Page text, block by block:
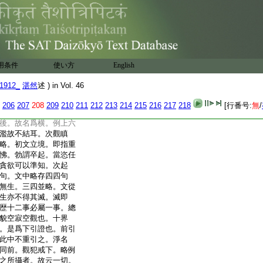
条件 使い方 English
1912_ 湛然述 ) in Vol. 46
206 207 208 209 210 211 212 213 214 215 216 217 218 [行番号:無/
入中盡同水色。大
山純黄金色。衆生投
。海味者。大經云。衆
海味。文隔字對故
。諸法入中同一理味。
云無二無別等也。常
若不結位恐迷者
中不云理者。現修觀
。破蔽根本者。觀法雖
故至此位方破根
。故名爲横。例上六
故不結耳。次觀瞋
。初文立境。即指重
。勃謂卒起。當恣任
欲可以準知。次起
。文中略存四四句
生。三四並略。文從
亦不得其滅。滅即
十二事必屬一事。總
空寂空觀也。十界
是爲下引證也。前引
中不重引之。淨名
前。觀犯戒下。略例
所攝者。故云一切。